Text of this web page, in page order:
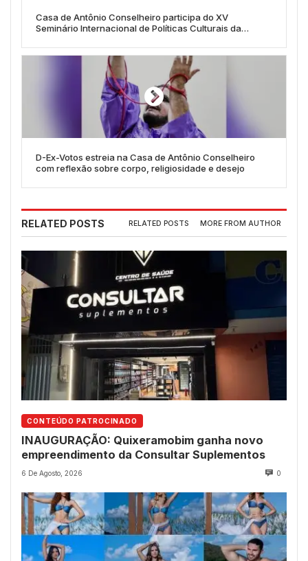
Casa de Antônio Conselheiro participa do XV
Seminário Internacional de Políticas Culturais da
D-Ex-Votos estreia na Casa de Antônio Conselheiro
com reflexão sobre corpo, religiosidade e desejo
RELATED POSTS RELATED POSTS MORE FROM AUTHOR
CONTEÚDO PATROCINADO
INAUGURAÇÃO: Quixeramobim ganha novo
empreendimento da Consultar Suplementos
6 De Agosto, 2026 0